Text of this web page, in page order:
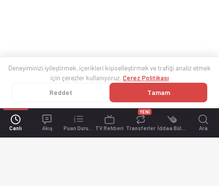
Canlı Akış TV Rehberi Transferler
YENİ
Ara
Deneyiminizi iyileştirmek, içerikleri kişiselleştirmek ve trafiği analiz etmek
için çerezler kullanıyoruz. Çerez Politikası
Reddet Tamam